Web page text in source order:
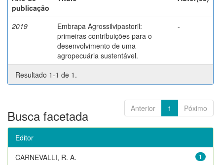
publicação
2019
Embrapa Agrossilvipastoril:
primeiras contribuições para o
desenvolvimento de uma
agropecuária sustentável.
-
Resultado 1-1 de 1.
Anterior 1 Póximo
Busca facetada
Editor
1
CARNEVALLI, R. A.